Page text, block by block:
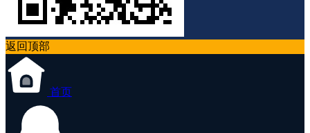
返回顶部
首页